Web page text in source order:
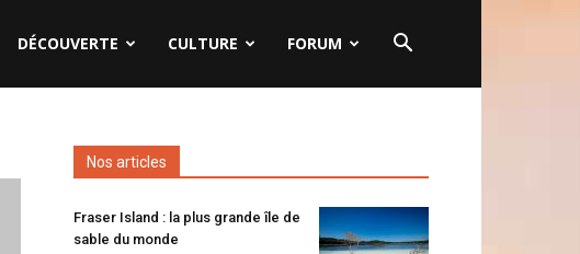
DÉCOUVERTE CULTURE FORUM
Nos articles
Fraser Island : la plus grande île de
sable du monde